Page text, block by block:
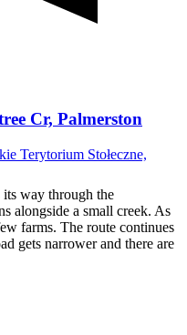
Cr, Palmerston
Terytorium Stołeczne,
way through the
alongside a small creek. As
farms. The route continues
gets narrower and there are